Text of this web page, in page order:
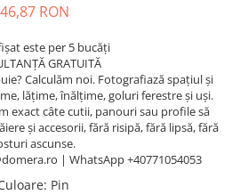
46,87 RON
este per 5 bucăți
GRATUITĂ
Calculăm noi. Fotografiază spațiul și
lățime, înălțime, goluri ferestre și uși.
exact câte cutii, panouri sau profile să
și accesorii, fără risipă, fără lipsă, fără
ascunse.
| WhatsApp +40771054053
: Pin